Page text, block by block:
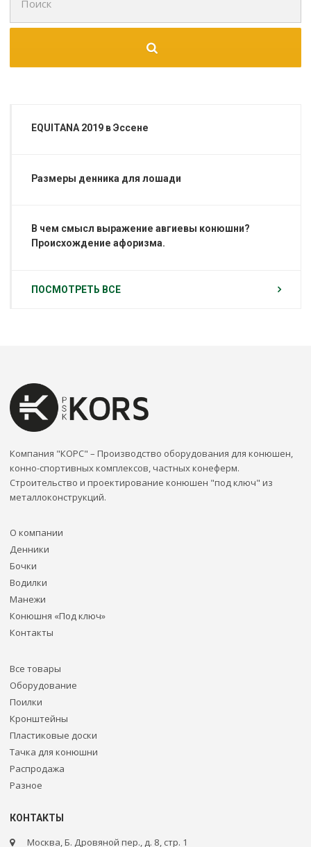
для:
EQUITANA 2019 в Эссене
Размеры денника для лошади
В чем смысл выражение авгиевы конюшни?
Происхождение афоризма.
ПОСМОТРЕТЬ ВСЕ
Компания "КОРС" – Производство оборудования для конюшен,
конно-спортивных комплексов, частных конеферм.
Строительство и проектирование конюшен "под ключ" из
металлоконструкций.
О компании
Денники
Бочки
Водилки
Манежи
Конюшня «Под ключ»
Контакты
Все товары
Оборудование
Поилки
Кронштейны
Пластиковые доски
Тачка для конюшни
Распродажа
Разное
КОНТАКТЫ
Москва, Б. Дровяной пер., д. 8, стр. 1